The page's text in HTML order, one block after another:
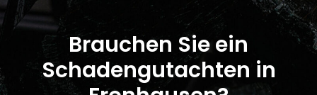
Brauchen Sie ein
Schadengutachten in